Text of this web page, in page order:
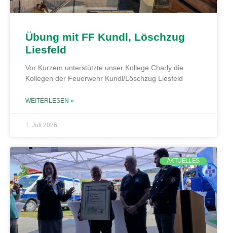
Übung mit FF Kundl, Löschzug
Liesfeld
Vor Kurzem unterstützte unser Kollege Charly die
Kollegen der Feuerwehr Kundl/Löschzug Liesfeld
WEITERLESEN »
1. Juli 2026
AKTUELLES